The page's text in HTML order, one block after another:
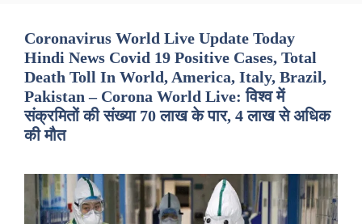
Coronavirus World Live Update Today
Hindi News Covid 19 Positive Cases, Total
Death Toll In World, America, Italy, Brazil,
Pakistan – Corona World Live: विश्व में
संक्रमितों की संख्या 70 लाख के पार, 4 लाख से अधिक
की मौत